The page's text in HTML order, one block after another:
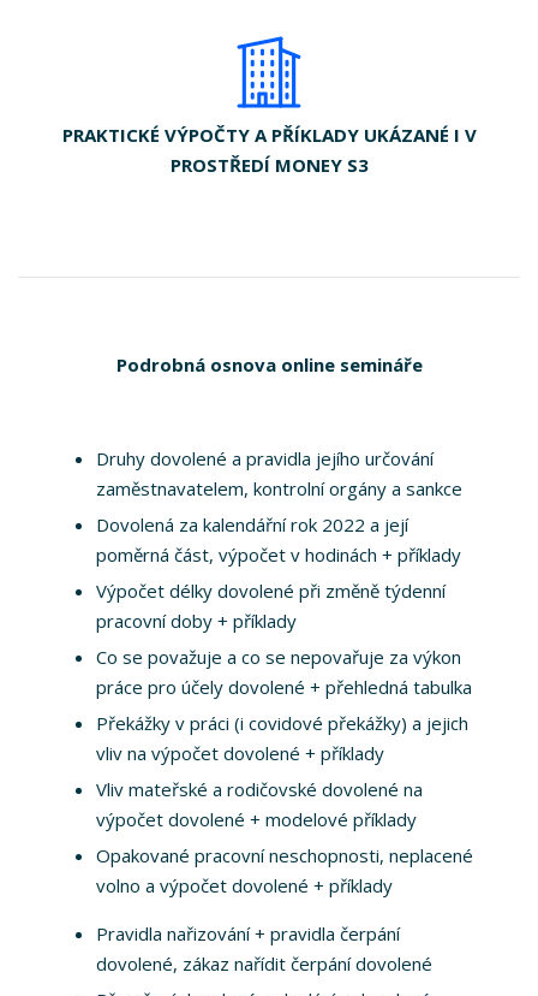
PRAKTICKÉ VÝPOČTY A PŘÍKLADY UKÁZANÉ I V
PROSTŘEDÍ MONEY S3
Podrobná osnova online semináře
Druhy dovolené a pravidla jejího určování
zaměstnavatelem, kontrolní orgány a sankce
Dovolená za kalendářní rok 2022 a její
poměrná část, výpočet v hodinách + příklady
Výpočet délky dovolené při změně týdenní
pracovní doby + příklady
Co se považuje a co se nepovařuje za výkon
práce pro účely dovolené + přehledná tabulka
Překážky v práci (i covidové překážky) a jejich
vliv na výpočet dovolené + příklady
Vliv mateřské a rodičovské dovolené na
výpočet dovolené + modelové příklady
Opakované pracovní neschopnosti, neplacené
volno a výpočet dovolené + příklady
Pravidla nařizování + pravidla čerpání
dovolené, zákaz nařídit čerpání dovolené